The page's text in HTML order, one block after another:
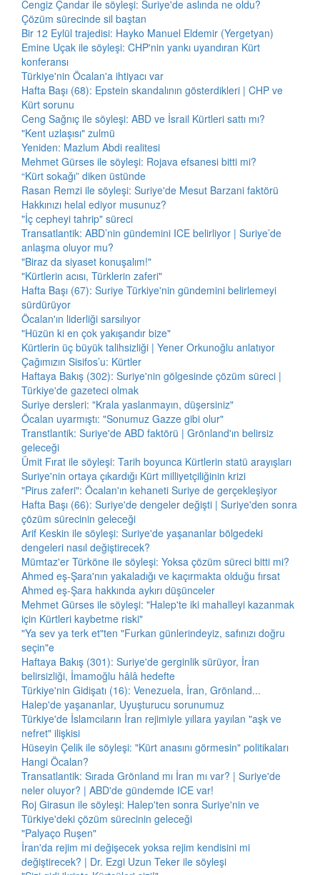
Cengiz Çandar ile söyleşi: Suriye'de aslında ne oldu?
Çözüm sürecinde sil baştan
Bir 12 Eylül trajedisi: Hayko Manuel Eldemir (Yergetyan)
Emine Uçak ile söyleşi: CHP'nin yankı uyandıran Kürt
konferansı
Türkiye'nin Öcalan'a ihtiyacı var
Hafta Başı (68): Epstein skandalının gösterdikleri | CHP ve
Kürt sorunu
Ceng Sağnıç ile söyleşi: ABD ve İsrail Kürtleri sattı mı?
"Kent uzlaşısı" zulmü
Yeniden: Mazlum Abdi realitesi
Mehmet Gürses ile söyleşi: Rojava efsanesi bitti mi?
“Kürt sokağı” diken üstünde
Rasan Remzi ile söyleşi: Suriye'de Mesut Barzani faktörü
Hakkınızı helal ediyor musunuz?
"İç cepheyi tahrip" süreci
Transatlantik: ABD’nin gündemini ICE belirliyor | Suriye’de
anlaşma oluyor mu?
"Biraz da siyaset konuşalım!"
"Kürtlerin acısı, Türklerin zaferi"
Hafta Başı (67): Suriye Türkiye'nin gündemini belirlemeyi
sürdürüyor
Öcalan'ın liderliği sarsılıyor
"Hüzün ki en çok yakışandır bize"
Kürtlerin üç büyük talihsizliği | Yener Orkunoğlu anlatıyor
Çağımızın Sisifos’u: Kürtler
Haftaya Bakış (302): Suriye'nin gölgesinde çözüm süreci |
Türkiye'de gazeteci olmak
Suriye dersleri: "Krala yaslanmayın, düşersiniz"
Öcalan uyarmıştı: "Sonumuz Gazze gibi olur"
Transtlantik: Suriye'de ABD faktörü | Grönland'ın belirsiz
geleceği
Ümit Fırat ile söyleşi: Tarih boyunca Kürtlerin statü arayışları
Suriye'nin ortaya çıkardığı Kürt milliyetçiliğinin krizi
"Pirus zaferi": Öcalan'ın kehaneti Suriye de gerçekleşiyor
Hafta Başı (66): Suriye'de dengeler değişti | Suriye'den sonra
çözüm sürecinin geleceği
Arif Keskin ile söyleşi: Suriye'de yaşananlar bölgedeki
dengeleri nasıl değiştirecek?
Mümtaz'er Türköne ile söyleşi: Yoksa çözüm süreci bitti mi?
Ahmed eş-Şara'nın yakaladığı ve kaçırmakta olduğu fırsat
Ahmed eş-Şara hakkında aykırı düşünceler
Mehmet Gürses ile söyleşi: "Halep'te iki mahalleyi kazanmak
için Kürtleri kaybetme riski"
"Ya sev ya terk et"ten "Furkan günlerindeyiz, safınızı doğru
seçin"e
Haftaya Bakış (301): Suriye'de gerginlik sürüyor, İran
belirsizliği, İmamoğlu hâlâ hedefte
Türkiye'nin Gidişatı (16): Venezuela, İran, Grönland...
Halep'de yaşananlar, Uyuşturucu sorunumuz
Türkiye'de İslamcıların İran rejimiyle yıllara yayılan "aşk ve
nefret" ilişkisi
Hüseyin Çelik ile söyleşi: "Kürt anasını görmesin" politikaları
Hangi Öcalan?
Transatlantik: Sırada Grönland mı İran mı var? | Suriye'de
neler oluyor? | ABD'de gündemde ICE var!
Roj Girasun ile söyleşi: Halep'ten sonra Suriye'nin ve
Türkiye'deki çözüm sürecinin geleceği
"Palyaço Ruşen"
İran'da rejim mi değişecek yoksa rejim kendisini mi
değiştirecek? | Dr. Ezgi Uzun Teker ile söyleşi